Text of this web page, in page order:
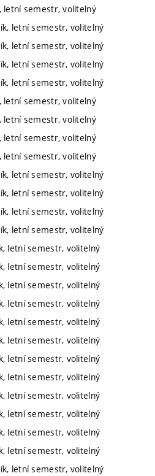
letní semestr, volitelný
letní semestr, volitelný
letní semestr, volitelný
letní semestr, volitelný
letní semestr, volitelný
letní semestr, volitelný
letní semestr, volitelný
letní semestr, volitelný
letní semestr, volitelný
letní semestr, volitelný
letní semestr, volitelný
letní semestr, volitelný
letní semestr, volitelný
letní semestr, volitelný
letní semestr, volitelný
letní semestr, volitelný
letní semestr, volitelný
letní semestr, volitelný
letní semestr, volitelný
letní semestr, volitelný
letní semestr, volitelný
letní semestr, volitelný
letní semestr, volitelný
letní semestr, volitelný
letní semestr, volitelný
letní semestr, volitelný